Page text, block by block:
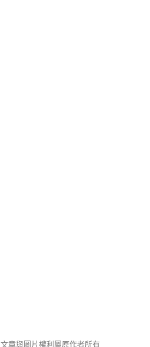
文章與圖片權利屬原作者所有